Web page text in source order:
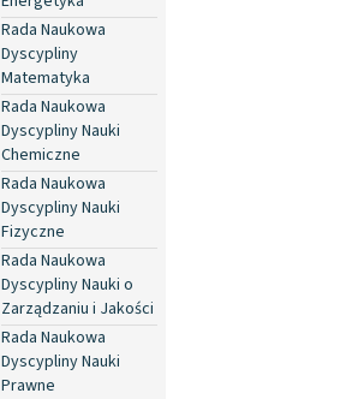
Rada Naukowa
Dyscypliny
Matematyka
Rada Naukowa
Dyscypliny Nauki
Chemiczne
Rada Naukowa
Dyscypliny Nauki
Fizyczne
Rada Naukowa
Dyscypliny Nauki o
Zarządzaniu i Jakości
Rada Naukowa
Dyscypliny Nauki
Prawne